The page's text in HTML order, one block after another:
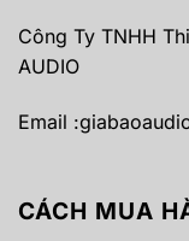
Công Ty TNHH
AUDIO
Email :
CÁCH MUA